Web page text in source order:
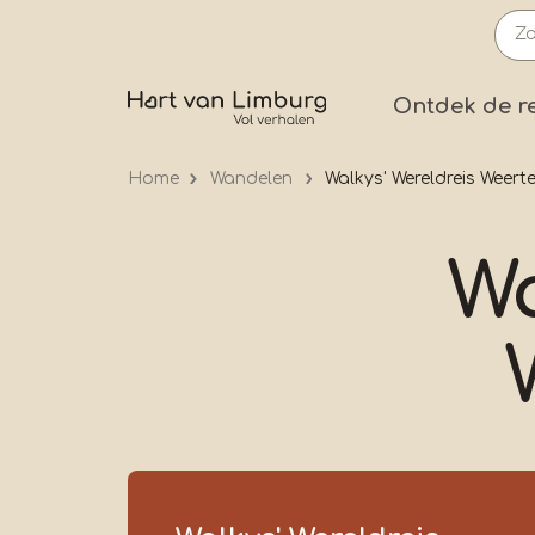
Ontdek de
Home Wandelen Walkys' Wereldreis